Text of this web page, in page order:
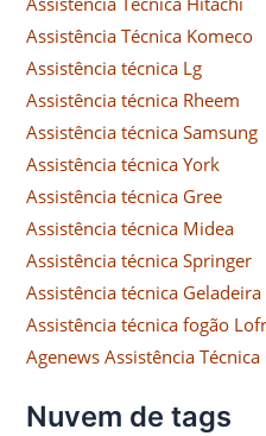
Assistência Técnica Komeco
Assistência técnica Lg
Assistência técnica Rheem
Assistência técnica Samsung
Assistência técnica York
Assistência técnica Gree
Assistência técnica Midea
Assistência técnica Springer
Assistência técnica Geladeira
Assistência técnica fogão
Agenews Assistência
Nuvem de tags